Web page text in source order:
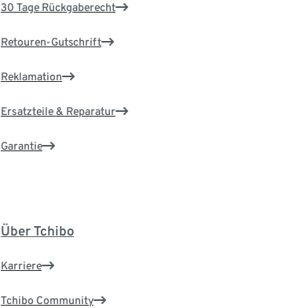
30 Tage Rückgaberecht
Retouren-Gutschrift
Reklamation
Ersatzteile & Reparatur
Garantie
Über Tchibo
Karriere
Tchibo Community